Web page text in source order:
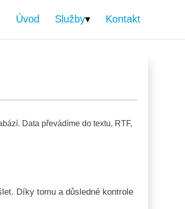
Úvod Služby Kontakt
Data převádíme do textu, RTF,
Díky tomu a důsledné kontrole